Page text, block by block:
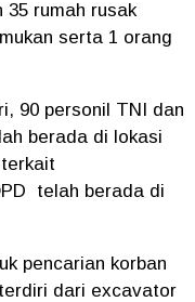
35 rumah rusak
serta 1 orang
90 personil TNI dan
berada di lokasi
telah berada di
pencarian korban
dari excavator